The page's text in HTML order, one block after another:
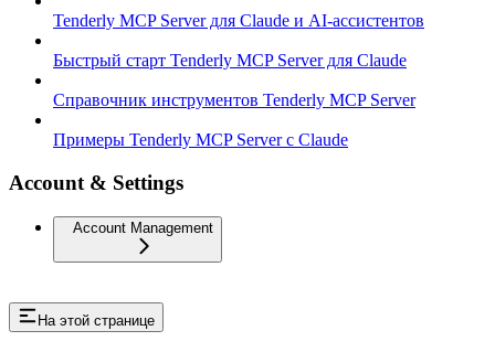
Tenderly MCP Server для Claude и AI-ассистентов
Быстрый старт Tenderly MCP Server для Claude
Справочник инструментов Tenderly MCP Server
Примеры Tenderly MCP Server с Claude
Account & Settings
Account Management
На этой странице